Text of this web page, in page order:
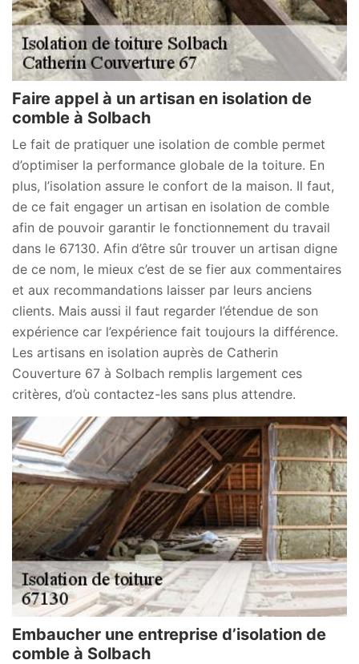
Faire appel à un artisan en isolation de
comble à Solbach
Le fait de pratiquer une isolation de comble permet
d’optimiser la performance globale de la toiture. En
plus, l’isolation assure le confort de la maison. Il faut,
de ce fait engager un artisan en isolation de comble
afin de pouvoir garantir le fonctionnement du travail
dans le 67130. Afin d’être sûr trouver un artisan digne
de ce nom, le mieux c’est de se fier aux commentaires
et aux recommandations laisser par leurs anciens
clients. Mais aussi il faut regarder l’étendue de son
expérience car l’expérience fait toujours la différence.
Les artisans en isolation auprès de Catherin
Couverture 67 à Solbach remplis largement ces
critères, d’où contactez-les sans plus attendre.
Embaucher une entreprise d’isolation de
comble à Solbach